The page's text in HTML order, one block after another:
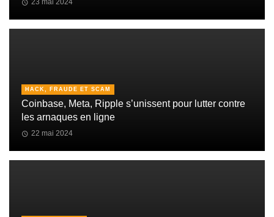
23 mai 2024
HACK, FRAUDE ET SCAM
Coinbase, Meta, Ripple s’unissent pour lutter contre
les arnaques en ligne
22 mai 2024